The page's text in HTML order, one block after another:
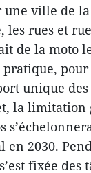
une ville de
les rues et
de la moto
unique
la limitation
en 2030.
fixée des